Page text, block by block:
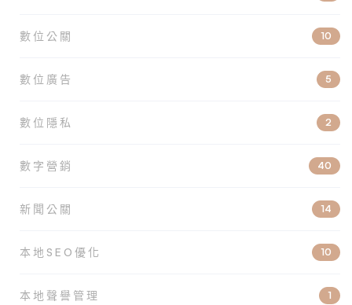
數位公關 10
數位廣告 5
數位隱私 2
數字營銷 40
新聞公關 14
本地SEO優化 10
本地聲譽管理 1